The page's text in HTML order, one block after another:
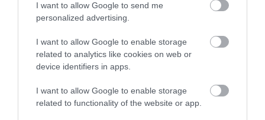
I want to allow Google to send me
personalized advertising.
I want to allow Google to enable storage
related to analytics like cookies on web or
device identifiers in apps.
I want to allow Google to enable storage
related to functionality of the website or app.